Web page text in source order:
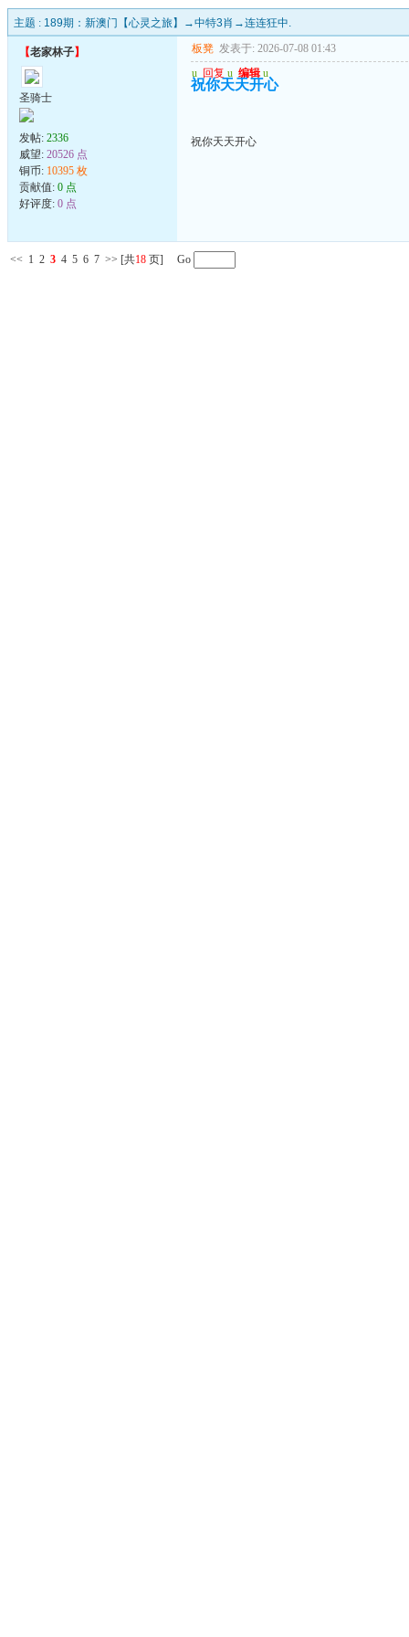
主题 : 189期：新澳门【心灵之旅】→中特3肖→连连狂中.
【老家林子】
圣骑士
发帖: 2336
威望: 20526 点
铜币: 10395 枚
贡献值: 0 点
好评度: 0 点
板凳 发表于: 2026-07-08 01:43
u 回复 u 编辑 u
祝你天天开心
祝你天天开心
<< 1 2 3 4 5 6 7 >> [共18 页] Go